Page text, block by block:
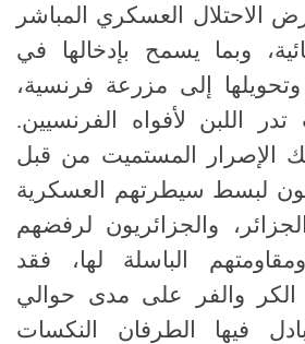
الاحتلال العسكري المباشر
وبما يسمح بإدخالها في
إلى مزرعة فرنسية،
اللبن لأفواه الفرنسيين.
الإصرار المستميت من قبل
لبسط سيطرتهم العسكرية
والجزائريون لرفضهم
الباسلة لها، فقد
والفر على مدى حوالي
فيها الطرفان النكسات